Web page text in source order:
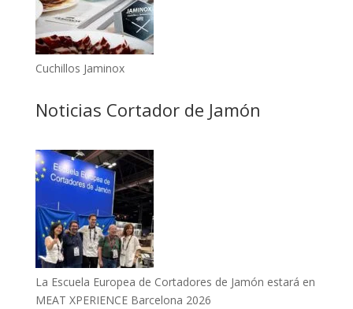
Cuchillos Jaminox
Noticias Cortador de Jamón
La Escuela Europea de Cortadores de Jamón estará en
MEAT XPERIENCE Barcelona 2026